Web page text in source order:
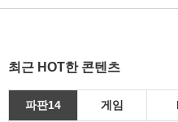
최근 HOT한 콘텐츠
파판14 게임